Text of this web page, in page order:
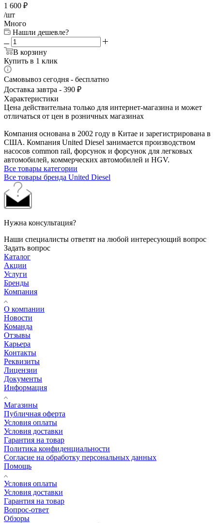
1 600 ₽
/шт
Много
Нашли дешевле?
В корзину
Купить в 1 клик
Самовывоз сегодня - бесплатно
Доставка завтра - 390 ₽
Характеристики
Цена действительна только для интернет-магазина и может
отличаться от цен в розничных магазинах
Компания основана в 2002 году в Китае и зарегистрирована в
США. Компания United Diesel занимается производством
насосов common rail, форсунок и форсунок для легковых
автомобилей, коммерческих автомобилей и HGV.
Все товары категории
Все товары бренда United Diesel
Нужна консультация?
Наши специалисты ответят на любой интересующий вопрос
Задать вопрос
Каталог
Акции
Услуги
Бренды
Компания
О компании
Новости
Команда
Отзывы
Карьера
Контакты
Реквизиты
Лицензии
Документы
Информация
Магазины
Публичная оферта
Условия оплаты
Условия доставки
Гарантия на товар
Политика конфиденциальности
Согласие на обработку персональных данных
Помощь
Условия оплаты
Условия доставки
Гарантия на товар
Вопрос-ответ
Обзоры